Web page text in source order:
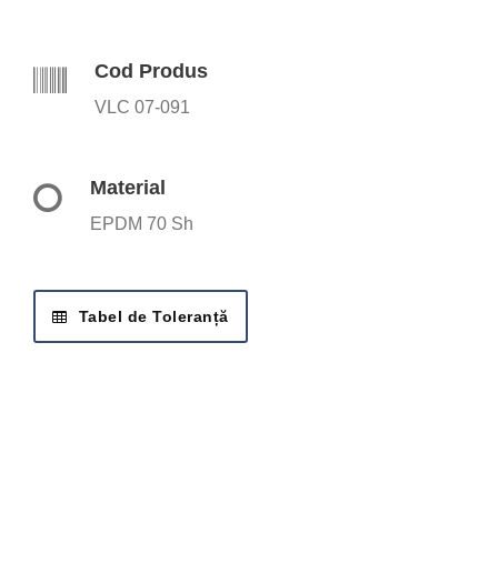
Cod Produs
VLC 07-091
Material
EPDM 70 Sh
Tabel de Toleranță